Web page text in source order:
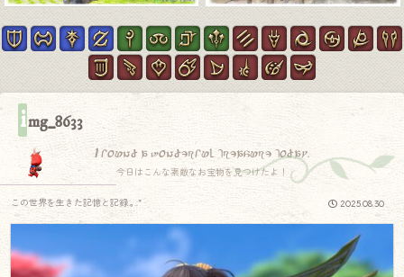
img_8633
I found a wonderful treasure today.
今日はこんな素敵なお宝物を見つけたよ！
2025.08.30
この世界を生きた記憶と記録.｡.:*